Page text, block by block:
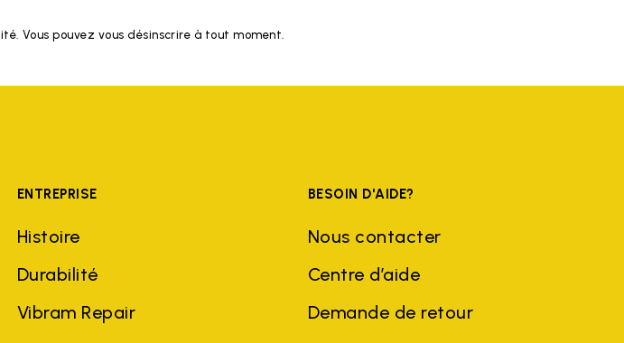
Vous pouvez vous désinscrire à tout moment.
ENTREPRISE
Histoire
Durabilité
Vibram Repair
BESOIN D'AIDE?
Nous contacter
Centre d’aide
Demande de retour